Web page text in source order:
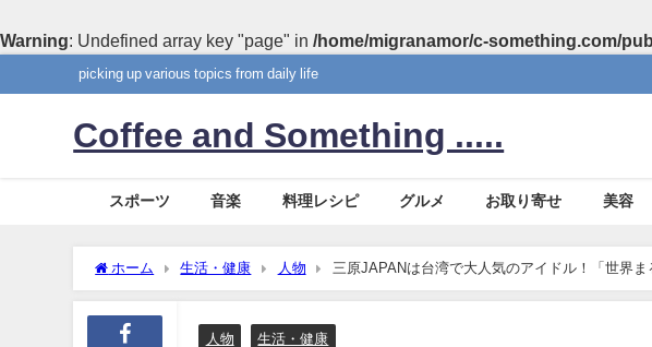
Warning: Undefined array key "page" in /home/migranamor/c-something.com/
picking up various topics from daily life
Coffee and Something .....
スポーツ 音楽 料理レシピ グルメ お取り寄せ 美容
ホーム 生活・健康 人物 三原JAPANは台湾で大人気のアイドル！「世界ま
人物 生活・健康